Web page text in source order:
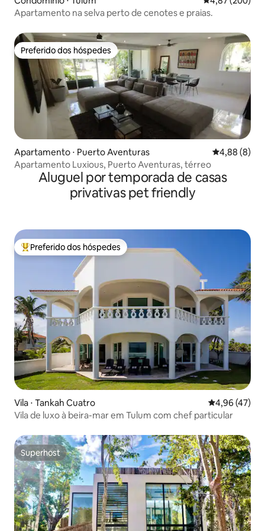
Apartamento na selva perto de cenotes e praias.
Preferido dos hóspedes
Preferido dos hóspedes
Apartamento ⋅ Puerto Aventuras 4,88 de uma
4,88 (8)
Apartamento Luxious, Puerto Aventuras, térreo
Aluguel por temporada de casas
privativas pet friendly
Entre os melhores preferidos dos hóspedes
Preferido dos hóspedes
Vila ⋅ Tankah Cuatro 4,96 de uma
4,96 (47)
Vila de luxo à beira-mar em Tulum com chef particular
Superhost
Superhost